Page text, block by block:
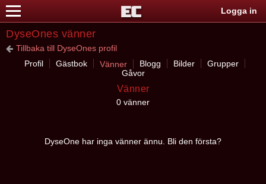
Logga in
DyseOnes vänner
Tillbaka till DyseOnes profil
Profil
Gästbok Vänner Blogg Bilder
Grupper
Gåvor
Vänner
0 vänner
DyseOne har inga vänner ännu. Bli den första?